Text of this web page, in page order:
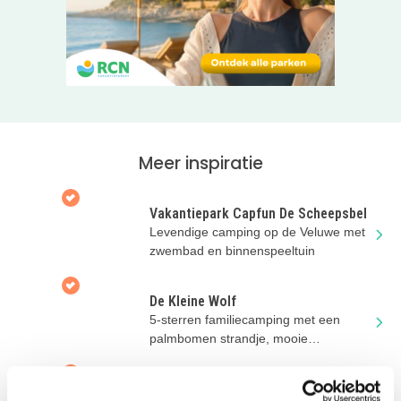
Meer inspiratie
Vakantiepark Capfun De Scheepsbel
Levendige camping op de Veluwe met
zwembad en binnenspeeltuin
De Kleine Wolf
5-sterren familiecamping met een
palmbomen strandje, mooie